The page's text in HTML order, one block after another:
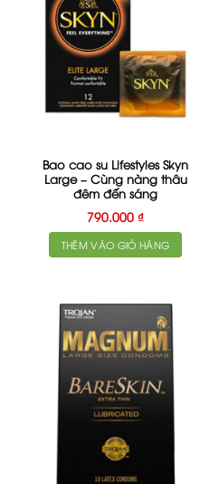
Bao cao su Lifestyles Skyn
Large – Cùng nàng thâu
đêm đến sáng
790.000 ₫
THÊM VÀO GIỎ HÀNG